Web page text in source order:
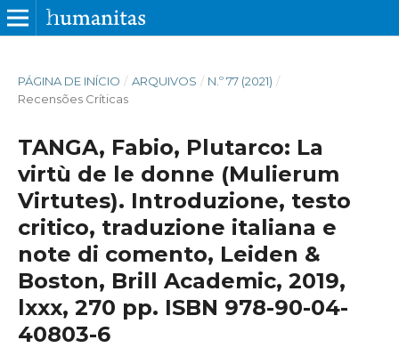
PÁGINA DE INÍCIO / ARQUIVOS / N.º 77 (2021) /
Recensões Críticas
TANGA, Fabio, Plutarco: La
virtù de le donne (Mulierum
Virtutes). Introduzione, testo
critico, traduzione italiana e
note di comento, Leiden &
Boston, Brill Academic, 2019,
lxxx, 270 pp. ISBN 978-90-04-
40803-6